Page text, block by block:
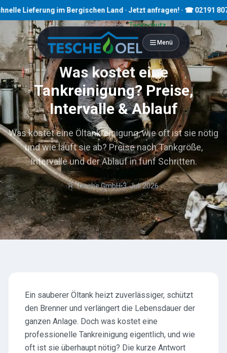
im Bergischen Land · Jetzt anfragen! · ☎ 02191 80793
Menü
Startseite/Ratgeber/Tankschutz
Min. Lesezeit
Was kostet eine
Tankreinigung? Preise,
Intervalle & Ablauf
Was kostet eine Öltankreinigung, wie oft ist sie nötig
und wie läuft sie ab? Preise nach Tankgröße,
Intervalle und der Ablauf in fünf Schritten.
R. Tesche GmbH 3. Juli 2026
Ein sauberer Öltank heizt zuverlässiger, schützt
den Brenner und verlängert die Lebensdauer der
ganzen Anlage. Doch was kostet eine
professionelle Tankreinigung eigentlich, und wie
oft ist sie überhaupt nötig? Die kurze Antwort